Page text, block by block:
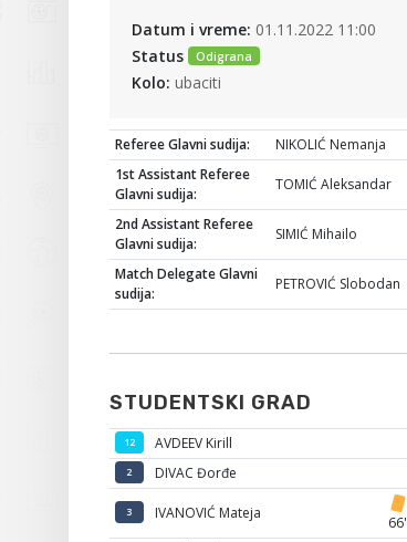
Datum i vreme: 01.11.2022 11:00
Status
Odigrana
Kolo: ubaciti
Referee Glavni sudija:
NIKOLIĆ Nemanja
1st Assistant Referee
Glavni sudija:
TOMIĆ Aleksandar
2nd Assistant Referee
Glavni sudija:
SIMIĆ Mihailo
Match Delegate Glavni
sudija:
PETROVIĆ Slobodan
STUDENTSKI GRAD
12 AVDEEV Kirill
2 DIVAC Đorđe
3 IVANOVIĆ Mateja
66'